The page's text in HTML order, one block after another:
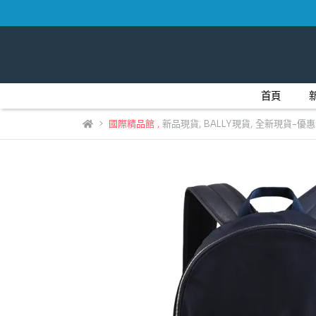
首頁
國際精品館, 新品現貨, BALLY現貨, 全新現貨-優